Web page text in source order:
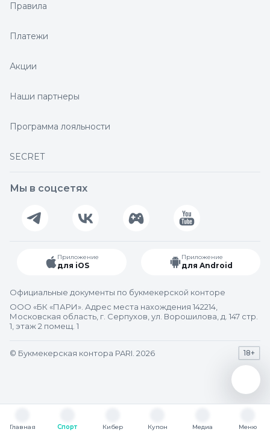
Правила
Платежи
Акции
Наши партнеры
Программа лояльности
SECRET
Мы в соцсетях
Приложение
для iOS
Приложение
для Android
Официальные документы по букмекерской конторе
ООО «БК «ПАРИ». Адрес места нахождения 142214,
Московская область, г. Серпухов, ул. Ворошилова, д. 147 стр.
1, этаж 2 помещ. 1
© Букмекерская контора PARI. 2026 18+
Главная
Спорт
Кибер
Купон
Медиа
Меню